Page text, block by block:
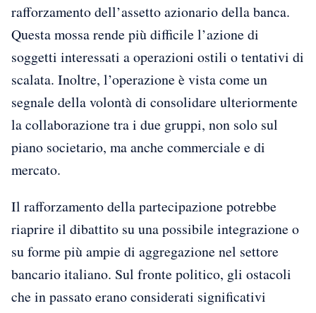
rafforzamento dell’assetto azionario della banca.
Questa mossa rende più difficile l’azione di
soggetti interessati a operazioni ostili o tentativi di
scalata. Inoltre, l’operazione è vista come un
segnale della volontà di consolidare ulteriormente
la collaborazione tra i due gruppi, non solo sul
piano societario, ma anche commerciale e di
mercato.
Il rafforzamento della partecipazione potrebbe
riaprire il dibattito su una possibile integrazione o
su forme più ampie di aggregazione nel settore
bancario italiano. Sul fronte politico, gli ostacoli
che in passato erano considerati significativi